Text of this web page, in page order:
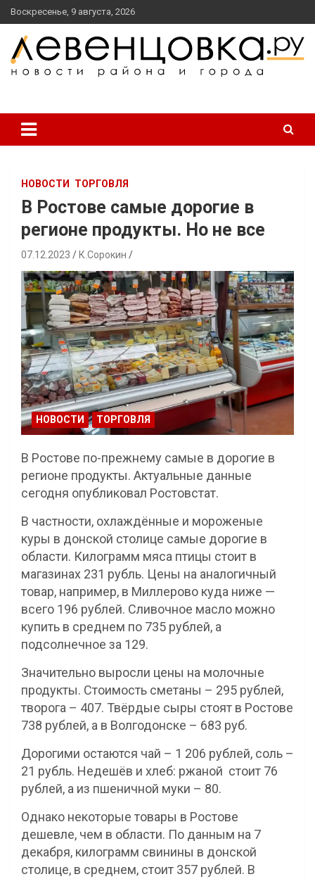
перейти
к
содержанию
Воскресенье, 9 августа, 2026
НОВОСТИ ТОРГОВЛЯ
В Ростове самые дорогие в
регионе продукты. Но не все
07.12.2023 К.Сорокин
НОВОСТИ ТОРГОВЛЯ
В Ростове по-прежнему самые в дорогие в
регионе продукты. Актуальные данные
сегодня опубликовал Ростовстат.
В частности, охлаждённые и мороженые
куры в донской столице самые дорогие в
области. Килограмм мяса птицы стоит в
магазинах 231 рубль. Цены на аналогичный
товар, например, в Миллерово куда ниже —
всего 196 рублей. Сливочное масло можно
купить в среднем по 735 рублей, а
подсолнечное за 129.
Значительно выросли цены на молочные
продукты. Стоимость сметаны – 295 рублей,
творога – 407. Твёрдые сыры стоят в Ростове
738 рублей, а в Волгодонске – 683 руб.
Дорогими остаются чай – 1 206 рублей, соль –
21 рубль. Недешёв и хлеб: ржаной стоит 76
рублей, а из пшеничной муки – 80.
Однако некоторые товары в Ростове
дешевле, чем в области. По данным на 7
декабря, килограмм свинины в донской
столице, в среднем, стоит 357 рублей. В